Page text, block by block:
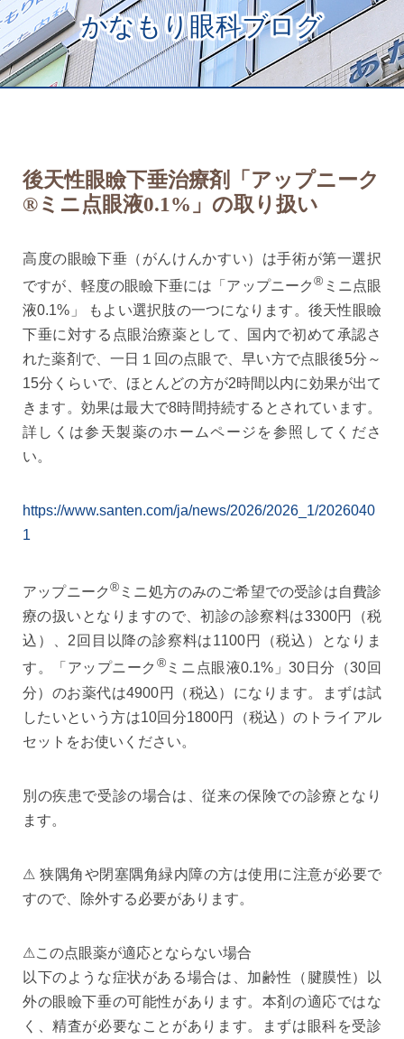
かなもり眼科ブログ
後天性眼瞼下垂治療剤「アップニーク
®ミニ点眼液0.1%」の取り扱い
高度の眼瞼下垂（がんけんかすい）は手術が第一選択
ですが、軽度の眼瞼下垂には 「アップニーク® ミニ点眼
液0.1%」
もよい選択肢の一つになります。後天性眼瞼
下垂に対する点眼治療薬として、国内で初めて承認さ
れた薬剤で、一日１回の点眼で、早い方で点眼後5分～
15分くらいで、ほとんどの方が2時間以内に効果が出て
きます。効果は最大で8時間持続するとされています。
詳しくは参天製薬のホームページを参照してくださ
い。
https://www.santen.com/ja/news/2026/2026_1/2026040
1
アップニーク ® ミニ処方のみのご希望での受診は自費診
療の扱いとなりますので、初診の診察料は3300円（税
込）、2回目以降の診察料は1100円（税込）となりま
す。「アップニーク ®ミニ点眼液0.1%」30日分（30回
分）のお薬代は4900円（税込）になります。まずは試
したいという方は10回分1800円
（税込 ）のトライアル
セットをお使いください。
別の疾患で受診の場合は、従来の保険での診療となり
ます。
⚠ 狭隅角や閉塞隅角緑内障の方は使用に注意が必要で
すので、除外する必要があります。
⚠この点眼薬が適応とならない場合
以下のような症状がある場合は、加齢性（腱膜性）以
外の眼瞼下垂の可能性があります。本剤の適応ではな
く、精査が必要なことがあります。まずは眼科を受診